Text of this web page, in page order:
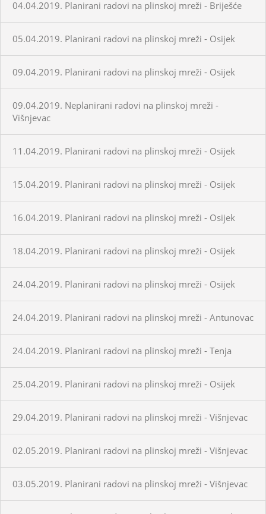
04.04.2019. Planirani radovi na plinskoj mreži - Briješće
05.04.2019. Planirani radovi na plinskoj mreži - Osijek
09.04.2019. Planirani radovi na plinskoj mreži - Osijek
09.04.2019. Neplanirani radovi na plinskoj mreži -
Višnjevac
11.04.2019. Planirani radovi na plinskoj mreži - Osijek
15.04.2019. Planirani radovi na plinskoj mreži - Osijek
16.04.2019. Planirani radovi na plinskoj mreži - Osijek
18.04.2019. Planirani radovi na plinskoj mreži - Osijek
24.04.2019. Planirani radovi na plinskoj mreži - Osijek
24.04.2019. Planirani radovi na plinskoj mreži - Antunovac
24.04.2019. Planirani radovi na plinskoj mreži - Tenja
25.04.2019. Planirani radovi na plinskoj mreži - Osijek
29.04.2019. Planirani radovi na plinskoj mreži - Višnjevac
02.05.2019. Planirani radovi na plinskoj mreži - Višnjevac
03.05.2019. Planirani radovi na plinskoj mreži - Višnjevac